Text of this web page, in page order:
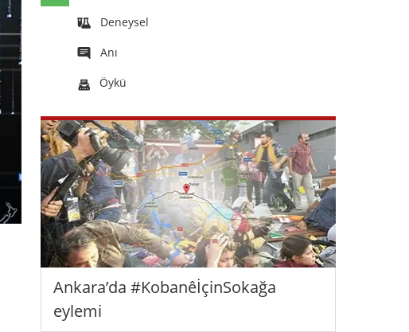
Deneysel
Anı
Öykü
Ankara’da #KobanêİçinSokağa
eylemi